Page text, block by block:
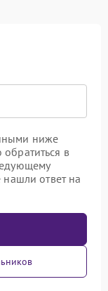
ниже
в
нашли ответ на